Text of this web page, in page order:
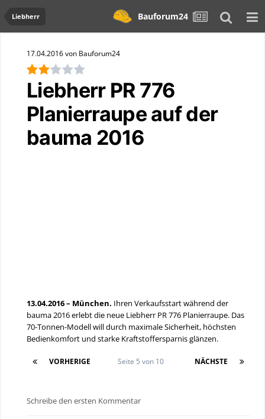
Liebherr Bauforum24
17.04.2016 von Bauforum24
Liebherr PR 776
Planierraupe auf der
bauma 2016
13.04.2016 – München. Ihren Verkaufsstart während der
bauma 2016 erlebt die neue Liebherr PR 776 Planierraupe. Das
70-Tonnen-Modell will durch maximale Sicherheit, höchsten
Bedienkomfort und starke Kraftstoffersparnis glänzen.
VORHERIGE NÄCHSTE
Seite 5 von 10
Schreibe den ersten Kommentar